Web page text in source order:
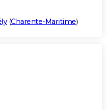
(Charente-Maritime)